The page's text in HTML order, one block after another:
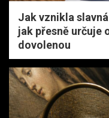
Jak vznikla
jak přesně určuje
dovolenou